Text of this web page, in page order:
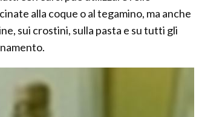
alla coque o al tegamino, ma anche
sui crostini, sulla pasta e su tutti gli